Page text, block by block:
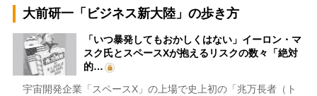
大前研一「ビジネス新大陸」の歩き方
「いつ暴発してもおかしくはない」イーロン・マ
スク氏とスペースXが抱えるリスクの数々「絶対
的…
宇宙開発企業「スペースX」の上場で史上初の「兆万長者（ト